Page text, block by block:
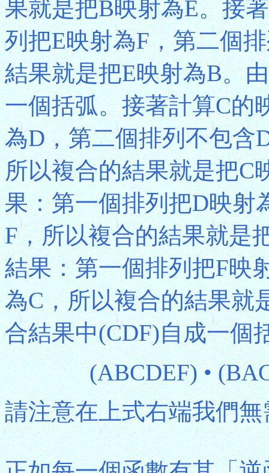
果就是把B映射為E。接
列把E映射為F，第二個
結果就是把E映射為B。
一個括弧。接著計算C的
為D，第二個排列不包含
所以複合的結果就是把C
果：第一個排列把D映射
F，所以複合的結果就是
結果：第一個排列把F映
為C，所以複合的結果就
合結果中(CDF)自成一個
(ABCDEF) •
請注意在上式右端我們